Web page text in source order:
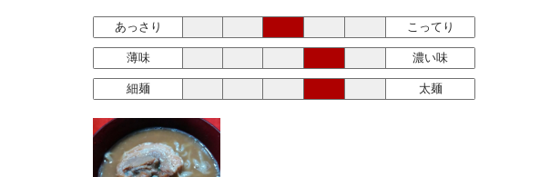
あっさり こってり
薄味 濃い味
細麺 太麺